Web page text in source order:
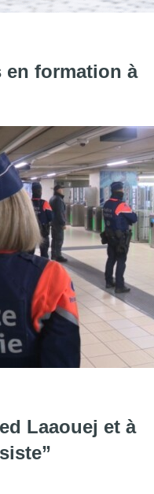
"Journée emploi et
en formation à
de femmes en
Laaouej et à